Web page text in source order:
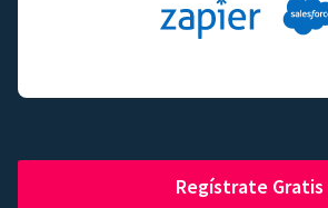
Regístrate Gratis